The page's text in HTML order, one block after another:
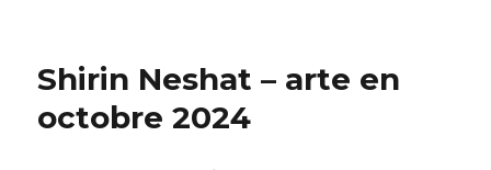
Shirin Neshat – arte en
octobre 2024